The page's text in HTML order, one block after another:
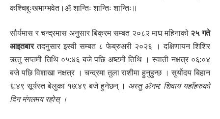
कश्चिद्दुःखभाग्भवेत।ॐ शान्तिः शान्तिः शान्तिः॥
सौर्यमास र चन्द्रमास अनुसार बिक्रम सम्बत २०८२ माघ महिनाको २५ गते
आइतबारतदनुसार इस्वी सम्बत ८ फेब्रुअरी २०२६ । दक्षिणायन शिशिर
ऋतु सप्तमी तिथि ०५:४६ बजे पछि अष्टमी तिथि । स्वाती नक्षत्र ०६:०४
बजे पछि विशाखा नक्षत्र । चन्द्रमा तुला राशीमा हुनुहुन्छ । सुर्योदय बिहान
६:४९ सूर्यस्त बेलुका १७:४९ बजे हुनेछन् । अस्तु ॐनम: शिवाय यहाँहरुको
दिन मंगलमय रहोस् ।